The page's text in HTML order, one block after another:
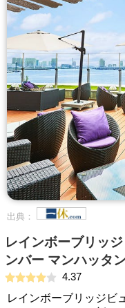
出典：
レインボーブリッ
ンバー マンハッタン
4.37
レインボーブリッジビ